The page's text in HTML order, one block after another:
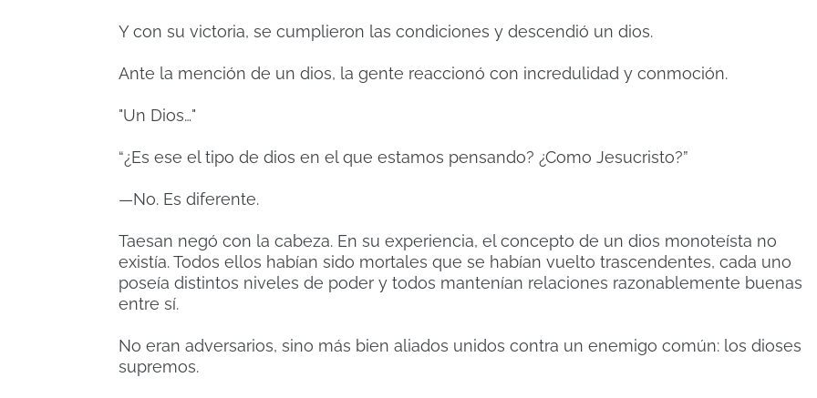
Y con su victoria, se cumplieron las condiciones y descendió un dios.
Ante la mención de un dios, la gente reaccionó con incredulidad y conmoción.
"Un Dios…"
“¿Es ese el tipo de dios en el que estamos pensando? ¿Como Jesucristo?”
—No. Es diferente.
Taesan negó con la cabeza. En su experiencia, el concepto de un dios monoteísta no
existía. Todos ellos habían sido mortales que se habían vuelto trascendentes, cada uno
poseía distintos niveles de poder y todos mantenían relaciones razonablemente buenas
entre sí.
No eran adversarios, sino más bien aliados unidos contra un enemigo común: los dioses
supremos.